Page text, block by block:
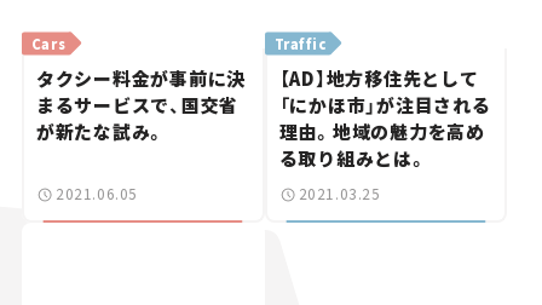
Cars
タクシー料金が事前に決
まるサービスで、国交省
が新たな試み。
2021.06.05
Traffic
【AD】地方移住先として
「にかほ市」が注目される
理由。地域の魅力を高め
る取り組みとは。
2021.03.25